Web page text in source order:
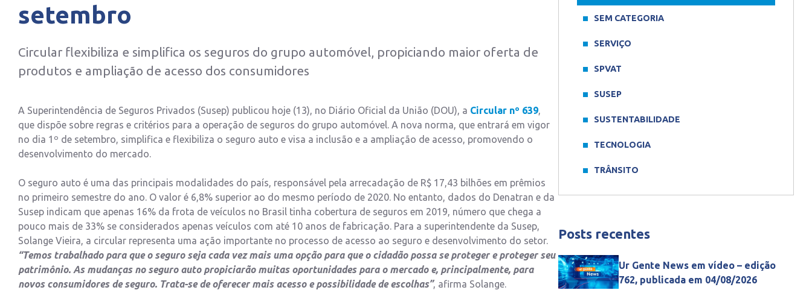
setembro
Circular flexibiliza e simplifica os seguros do grupo automóvel, propiciando maior oferta de
produtos e ampliação de acesso dos consumidores
A Superintendência de Seguros Privados (Susep) publicou hoje (13), no Diário Oficial da União (DOU), a Circular nº 639,
que dispõe sobre regras e critérios para a operação de seguros do grupo automóvel. A nova norma, que entrará em vigor
no dia 1º de setembro, simplifica e flexibiliza o seguro auto e visa a inclusão e a ampliação de acesso, promovendo o
desenvolvimento do mercado.
O seguro auto é uma das principais modalidades do país, responsável pela arrecadação de R$ 17,43 bilhões em prêmios
no primeiro semestre do ano. O valor é 6,8% superior ao do mesmo período de 2020. No entanto, dados do Denatran e da
Susep indicam que apenas 16% da frota de veículos no Brasil tinha cobertura de seguros em 2019, número que chega a
pouco mais de 33% se considerados apenas veículos com até 10 anos de fabricação. Para a superintendente da Susep,
Solange Vieira, a circular representa uma ação importante no processo de acesso ao seguro e desenvolvimento do setor.
“Temos trabalhado para que o seguro seja cada vez mais uma opção para que o cidadão possa se proteger e proteger seu
patrimônio. As mudanças no seguro auto propiciarão muitas oportunidades para o mercado e, principalmente, para
novos consumidores de seguro. Trata-se de oferecer mais acesso e possibilidade de escolhas”, afirma Solange.
SEM CATEGORIA
SERVIÇO
SPVAT
SUSEP
SUSTENTABILIDADE
TECNOLOGIA
TRÂNSITO
Posts recentes
Ur Gente News em vídeo – edição
762, publicada em 04/08/2026